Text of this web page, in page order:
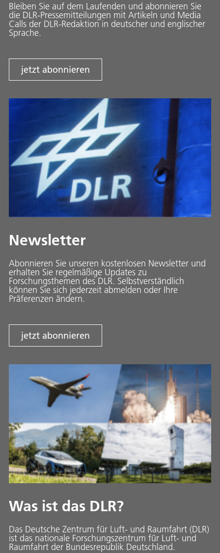
Bleiben Sie auf dem Laufenden und abonnieren Sie
die DLR-Pressemitteilungen mit Artikeln und Media
Calls der DLR-Redaktion in deutscher und englischer
Sprache.
jetzt abonnieren
Newsletter
Abonnieren Sie unseren kostenlosen Newsletter und
erhalten Sie regelmäßige Updates zu
Forschungsthemen des DLR. Selbstverständlich
können Sie sich jederzeit abmelden oder Ihre
Präferenzen ändern.
jetzt abonnieren
Was ist das DLR?
Das Deutsche Zentrum für Luft- und Raumfahrt (DLR)
ist das nationale Forschungszentrum für Luft- und
Raumfahrt der Bundesrepublik Deutschland.